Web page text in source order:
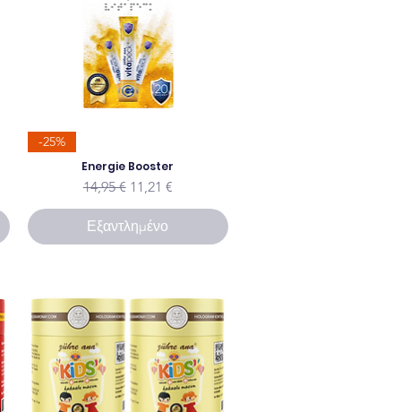
-25%
Energie Booster
Κανονική τιμή
14,95 € Τιμή Έκπτωσης
11,21 €
Εξαντλημένο